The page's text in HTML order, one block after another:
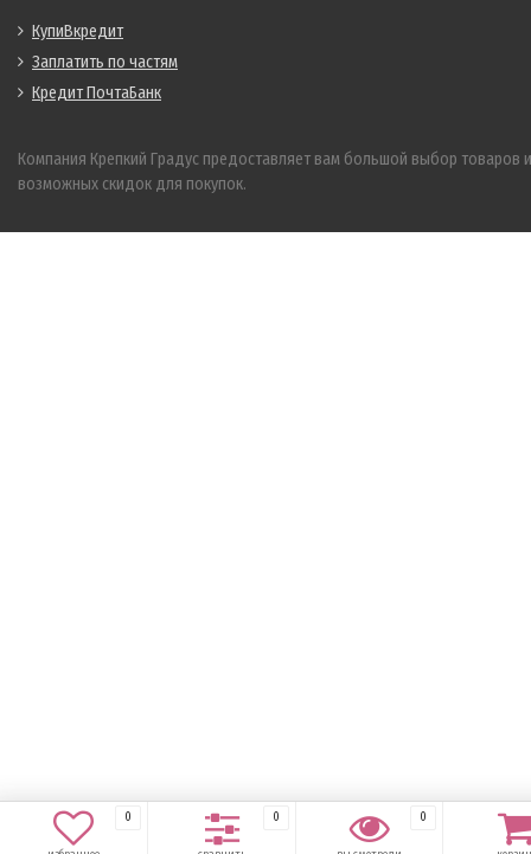
КупиВкредит
Заплатить по частям
Кредит ПочтаБанк
Компания Крепкий Градус предоставляет вам большой выбор товаров и
возможных скидок для покупок.
0 0 0